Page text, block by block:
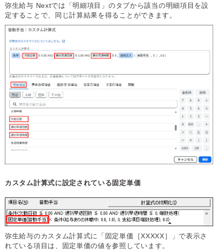
弥生給与 Nextでは「明細項目」のタブから該当の明細項目を設
定することで、同じ計算結果を得ることができます。
カスタム計算式に設定されている固定単価
弥生給与のカスタム計算式に「固定単価［XXXXX］」で表示さ
れている項目は、固定単価の値を参照しています。